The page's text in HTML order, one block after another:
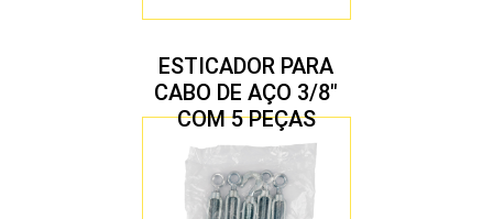
ESTICADOR PARA
CABO DE AÇO 3/8″
COM 5 PEÇAS